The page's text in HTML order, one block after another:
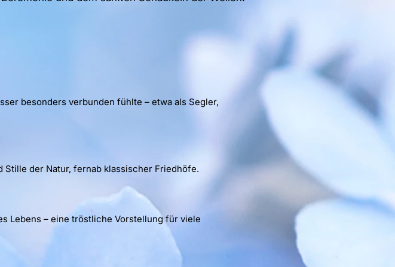
besonders verbunden fühlte – etwa als Segler,
der Natur, fernab klassischer Friedhöfe.
Lebens – eine tröstliche Vorstellung für viele